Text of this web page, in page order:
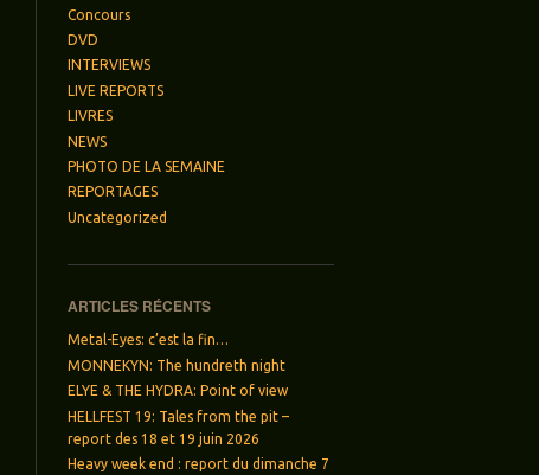
Concours
DVD
INTERVIEWS
LIVE REPORTS
LIVRES
NEWS
PHOTO DE LA SEMAINE
REPORTAGES
Uncategorized
ARTICLES RÉCENTS
Metal-Eyes: c’est la fin…
MONNEKYN: The hundreth night
ELYE & THE HYDRA: Point of view
HELLFEST 19: Tales from the pit –
report des 18 et 19 juin 2026
Heavy week end : report du dimanche 7